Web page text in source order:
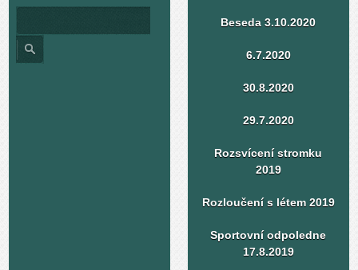
Beseda 3.10.2020
6.7.2020
30.8.2020
29.7.2020
Rozsvícení stromku
2019
Rozloučení s létem 2019
Sportovní odpoledne
17.8.2019